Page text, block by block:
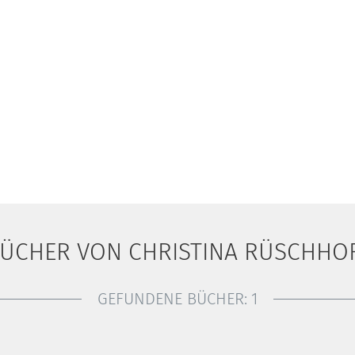
VON CHRISTINA
GEFUNDENE BÜCHER: 1